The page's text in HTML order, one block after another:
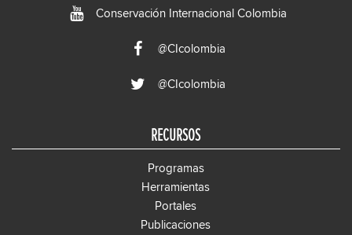
Conservación Internacional Colombia
@CIcolombia
@CIcolombia
RECURSOS
Programas
Herramientas
Portales
Publicaciones